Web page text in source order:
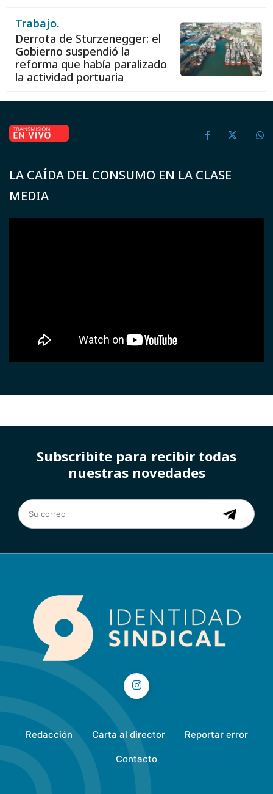
Trabajo.
Derrota de Sturzenegger: el
Gobierno suspendió la
reforma que había paralizado
la actividad portuaria
LA CAÍDA DEL CONSUMO EN LA CLASE
MEDIA
Subscribite para recibir todas
nuestras novedades
Redacción Carta al director Reportar error
Contacto